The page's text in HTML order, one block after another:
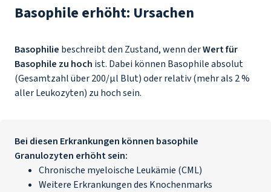
Basophile erhöht: Ursachen
Basophilie beschreibt den Zustand, wenn derWert für
Basophile zu hoch ist. Dabei können Basophile absolut
(Gesamtzahl über 200/µl Blut) oder relativ (mehr als 2 %
aller Leukozyten) zu hoch sein.
Bei diesen Erkrankungen können basophile
Granulozyten erhöht sein:
Chronische myeloische Leukämie (CML)
Weitere Erkrankungen des Knochenmarks